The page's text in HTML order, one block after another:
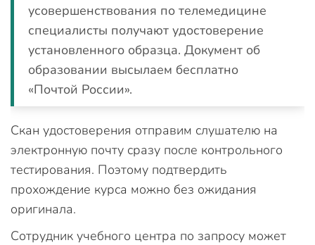
усовершенствования по телемедицине
специалисты получают удостоверение
установленного образца. Документ об
образовании высылаем бесплатно
«Почтой России».
Скан удостоверения отправим слушателю на
электронную почту сразу после контрольного
тестирования. Поэтому подтвердить
прохождение курса можно без ожидания
оригинала.
Сотрудник учебного центра по запросу может